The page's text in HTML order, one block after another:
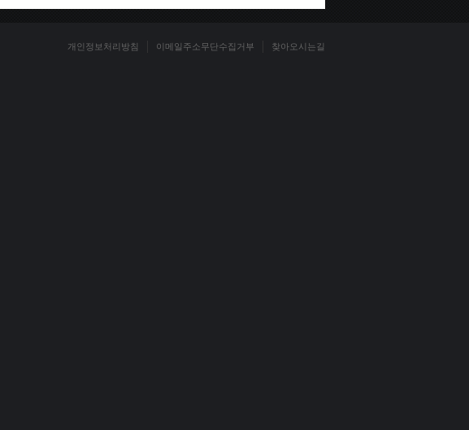
개인정보처리방침 이메일주소무단수집거부 찾아오시는길